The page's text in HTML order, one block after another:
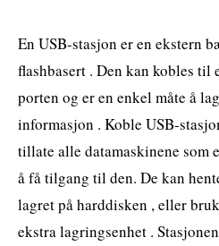
En USB-stasjon er en ekstern
flashbasert . Den kan kobles til
porten og er en enkel måte å
informasjon . Koble USB-
tillate alle datamaskinene som
å få tilgang til den. De kan
lagret på harddisken , eller
ekstra lagringsenhet .